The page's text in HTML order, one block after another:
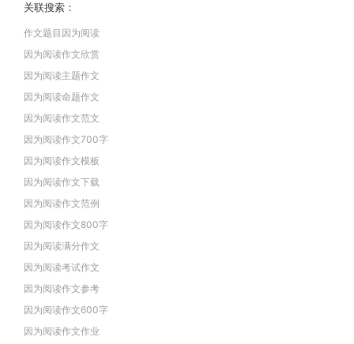
关联搜索：
作文题目因为阅读
因为阅读作文欣赏
因为阅读主题作文
因为阅读命题作文
因为阅读作文范文
因为阅读作文700字
因为阅读作文模板
因为阅读作文下载
因为阅读作文范例
因为阅读作文800字
因为阅读满分作文
因为阅读考试作文
因为阅读作文参考
因为阅读作文600字
因为阅读作文作业